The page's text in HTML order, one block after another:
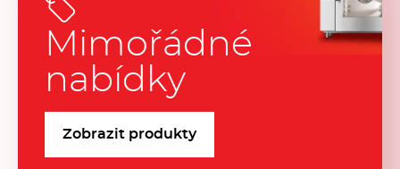
Mimořádné
nabídky
Zobrazit produkty